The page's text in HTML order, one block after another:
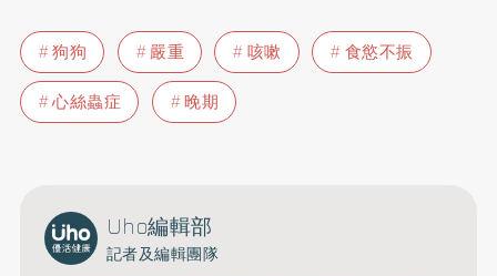
狗狗 嚴重 咳嗽
食慾不振
心絲蟲症
晚期
Uho編輯部
記者及編輯團隊